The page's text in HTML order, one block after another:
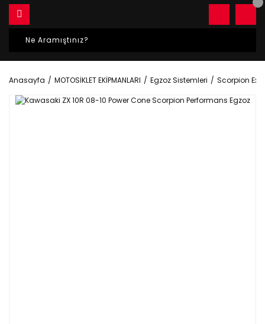
Anasayfa MOTOSİKLET EKİPMANLARI Egzoz Sistemleri Scorpion